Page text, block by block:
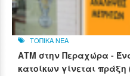
ΤΟΠΙΚΑ ΝΕΑ
ΑΤΜ στην Περαχώρα -
κατοίκων γίνεται πράξη